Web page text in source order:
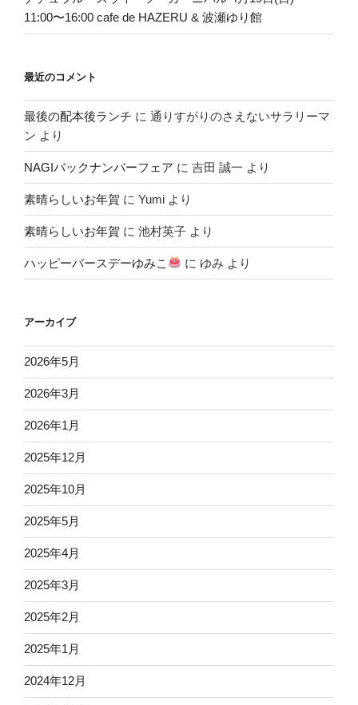
11:00〜16:00 cafe de HAZERU & 波瀬ゆり館
最近のコメント
最後の配本後ランチ に 通りすがりのさえないサラリーマ
ン より
NAGIバックナンバーフェア に 吉田 誠一 より
素晴らしいお年賀 に Yumi より
素晴らしいお年賀 に 池村英子 より
ハッピーバースデーゆみこ に ゆみ より
アーカイブ
2026年5月
2026年3月
2026年1月
2025年12月
2025年10月
2025年5月
2025年4月
2025年3月
2025年2月
2025年1月
2024年12月